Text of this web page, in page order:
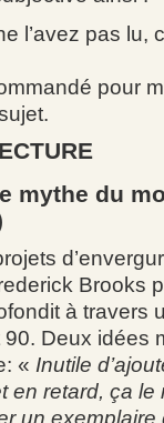
l’avez pas lu,
pour
mythe du
Brooks
à travers
Deux idées
« Inutile
en retard, ça le
un